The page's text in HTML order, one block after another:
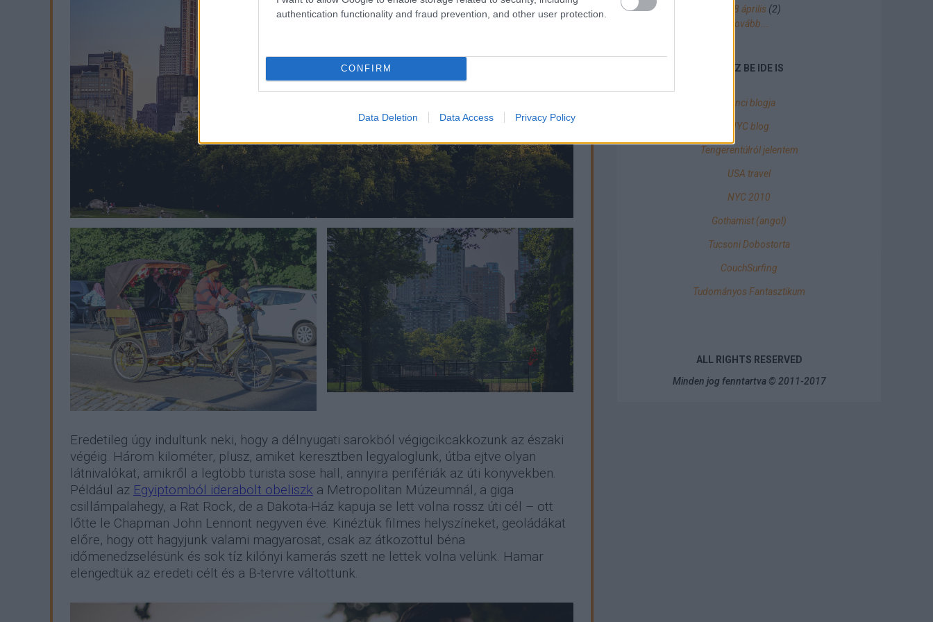
authentication functionality and fraud prevention, and other user protection.
CONFIRM
Data Deletion Data Access Privacy Policy
Eredetileg úgy indultunk neki, hogy a délnyugati sarokból végigcikcakkozunk az északi
végéig. Három kilométer, plusz, amiket keresztben legyaloglunk, útba ejtve olyan
látnivalókat, amikről a legtöbb turista sose hall, annyira perifériák az úti könyvekben.
Például az Egyiptomból iderabolt obeliszk a Metropolitan Múzeumnál, a giga
csillámpalahegy, a Rat Rock, de a Dakota-Ház kapuja se lett volna rossz úti cél – ott
lőtte le Chapman John Lennont negyven éve. Kinéztük filmes helyszíneket, geoládákat
előre, hogy ott hagyjunk valami magyarosat, csak az átkozottul béna
időmenedzselésünk és sok tíz kilónyi kamerás szett ne lettek volna velünk. Hamar
elengedtük az eredeti célt és a B-tervre váltottunk.
2018 április (2)
Tovább
NÉZZ BE IDE IS
Dönci blogja
NYC blog
Tengerentúlról jelentem
USA travel
NYC 2010
Gothamist (angol)
Tucsoni Dobostorta
CouchSurfing
Tudományos Fantasztikum
ALL RIGHTS RESERVED
Minden jog fenntartva © 2011-2017